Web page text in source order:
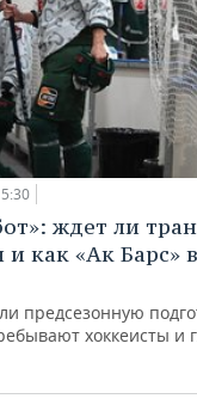
ждет ли
и как «Ак Барс»
предсезонную
хоккеисты и